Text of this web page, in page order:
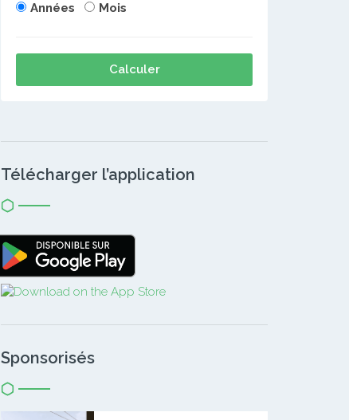
Années Mois
Calculer
Télécharger l’application
Sponsorisés